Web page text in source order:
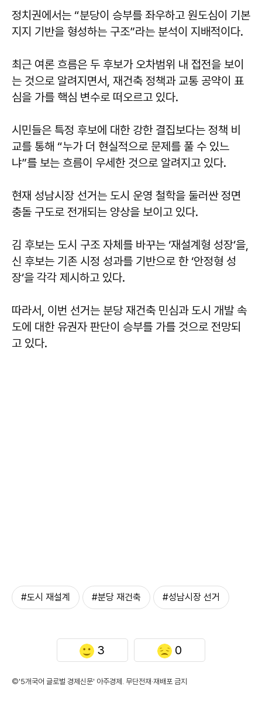
정치권에서는 “분당이 승부를 좌우하고 원도심이 기본
지지 기반을 형성하는 구조”라는 분석이 지배적이다.
최근 여론 흐름은 두 후보가 오차범위 내 접전을 보이
는 것으로 알려지면서, 재건축 정책과 교통 공약이 표
심을 가를 핵심 변수로 떠오르고 있다.
시민들은 특정 후보에 대한 강한 결집보다는 정책 비
교를 통해 “누가 더 현실적으로 문제를 풀 수 있느
냐”를 보는 흐름이 우세한 것으로 알려지고 있다.
현재 성남시장 선거는 도시 운영 철학을 둘러싼 정면
충돌 구도로 전개되는 양상을 보이고 있다.
김 후보는 도시 구조 자체를 바꾸는 ‘재설계형 성장’을,
신 후보는 기존 시정 성과를 기반으로 한 ‘안정형 성
장’을 각각 제시하고 있다.
따라서, 이번 선거는 분당 재건축 민심과 도시 개발 속
도에 대한 유권자 판단이 승부를 가를 것으로 전망되
고 있다.
#도시 재설계 #분당 재건축 #성남시장 선거
3 0
©'5개국어 글로벌 경제신문' 아주경제. 무단전재·재배포 금지